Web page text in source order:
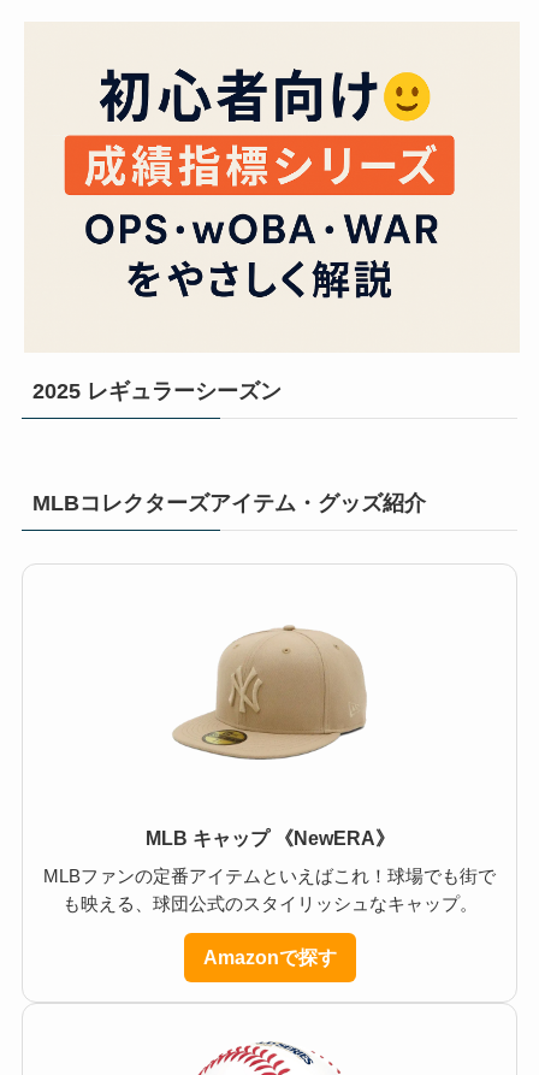
2025 レギュラーシーズン
MLBコレクターズアイテム・グッズ紹介
MLB キャップ 《NewERA》
MLBファンの定番アイテムといえばこれ！球場でも街で
も映える、球団公式のスタイリッシュなキャップ。
Amazonで探す